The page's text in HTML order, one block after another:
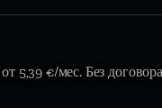
€/мес. Без